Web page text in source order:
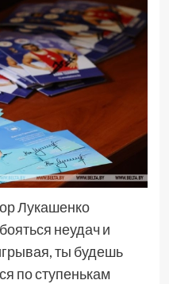
Лукашенко
неудач и
ты будешь
по ступенькам